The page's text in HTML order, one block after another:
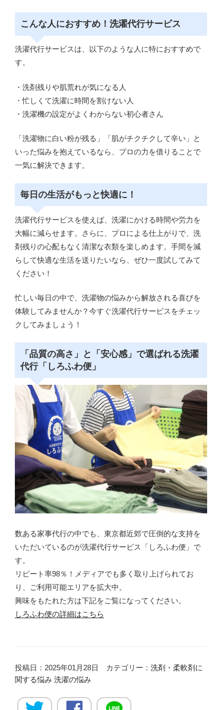
こんな人におすすめ！洗濯代行サービス
洗濯代行サービスは、以下のような人に特におすすめで
す。
・洗剤残りや肌荒れが気になる人
・忙しくて洗濯に時間を割けない人
・洗濯機の設定がよくわからない初心者さん
「洗濯物に白い粉が残る」「肌がチクチクして辛い」と
いった悩みを抱えているなら、プロの力を借りることで
一気に解決できます。
毎日の生活がもっと快適に！
洗濯代行サービスを使えば、洗濯にかける時間や労力を
大幅に減らせます。さらに、プロによる仕上がりで、洗
剤残りの心配もなく清潔な衣類を楽しめます。手間を減
らして快適な生活を送りたいなら、ぜひ一度試してみて
ください！
忙しい毎日の中で、洗濯物の悩みから解放される喜びを
体験してみませんか？今すぐ洗濯代行サービスをチェッ
クしてみましょう！
「品質の高さ」と「安心感」で選ばれる洗濯
代行「しろふわ便」
数ある家事代行の中でも、東京都近郊で圧倒的な支持を
いただいているのが洗濯代行サービス「しろふわ便」で
す。
リピート率98％！メディアでも多く取り上げられてお
り、ご利用可能エリアを拡大中。
興味をもたれた方は下記をご覧になってください。
しろふわ便の詳細はこちら
投稿日：2025年01月28日 カテゴリー： 洗剤・柔軟剤に
関する悩み 洗濯の悩み